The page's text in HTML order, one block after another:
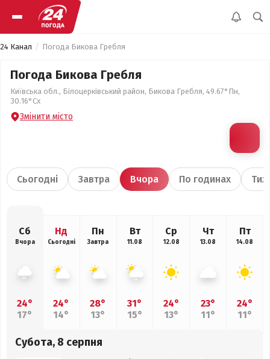
24 Канал Погода Бикова Гребля
Погода Бикова Гребля
Київська обл., Білоцерківський район, Бикова Гребля, 49.67°Пн,
30.16°Сх
Змінити місто
Сьогодні Завтра Вчора По годинах
Сб
Вчора
24°
17°
Нд
Сьогодні
24°
14°
Пн
Завтра
28°
13°
Вт
11.08
31°
15°
Ср
12.08
24°
13°
Чт
13.08
23°
11°
Пт
14.08
24°
11°
Субота, 8 серпня